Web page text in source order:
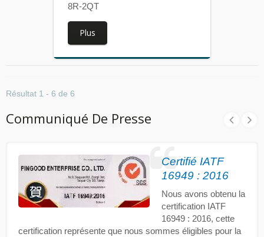
8R-2QT
Plus
Résultat 1 - 6 de 6
Communiqué De Presse
Certifié IATF
16949 : 2016
Nous avons obtenu la
certification IATF
16949 : 2016, cette
certification représente que nous sommes éligibles pour la